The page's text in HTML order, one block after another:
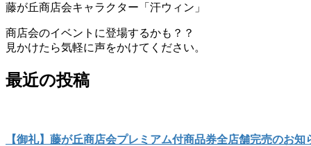
藤が丘商店会キャラクター「汗ウィン」
商店会のイベントに登場するかも？？
見かけたら気軽に声をかけてください。
最近の投稿
【御礼】藤が丘商店会プレミアム付商品券全店舗完売のお知